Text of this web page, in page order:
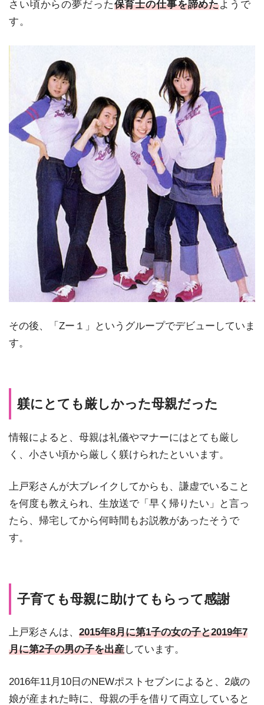
さい頃からの夢だった保育士の仕事を諦めたようで
す。
その後、「Zー１」というグループでデビューしていま
す。
躾にとても厳しかった母親だった
情報によると、母親は礼儀やマナーにはとても厳し
く、小さい頃から厳しく躾けられたといいます。
上戸彩さんが大ブレイクしてからも、謙虚でいること
を何度も教えられ、生放送で「早く帰りたい」と言っ
たら、帰宅してから何時間もお説教があったそうで
す。
子育ても母親に助けてもらって感謝
上戸彩さんは、 2015年8月に第1子の女の子と2019年7
月に第2子の男の子を出産しています。
2016年11月10日のNEWポストセブンによると、2歳の
娘が産まれた時に、母親の手を借りて両立していると